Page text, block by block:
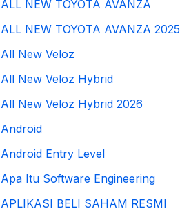
ALL NEW TOYOTA AVANZA
ALL NEW TOYOTA AVANZA 2025
All New Veloz
All New Veloz Hybrid
All New Veloz Hybrid 2026
Android
Android Entry Level
Apa Itu Software Engineering
APLIKASI BELI SAHAM RESMI